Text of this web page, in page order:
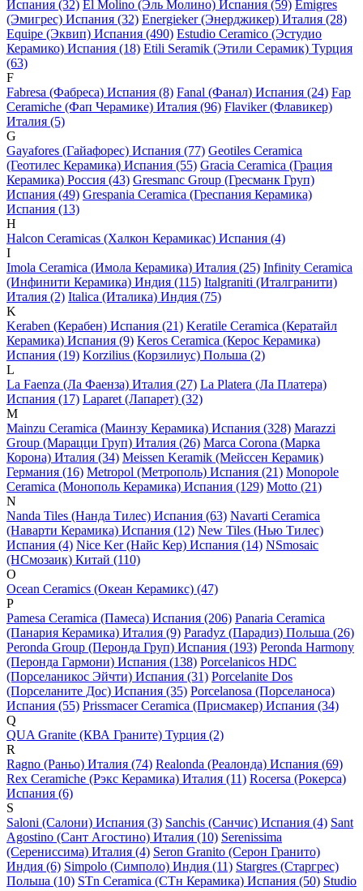
Испания (32) El Molino (Эль Молино) Испания (59) Emigres
(Эмигрес) Испания (32) Energieker (Энерджикер) Италия (28)
Equipe (Эквип) Испания (490) Estudio Ceramico (Эстудио
Керамико) Испания (18) Etili Seramik (Этили Серамик) Турция
(63)
F
Fabresa (Фабреса) Испания (8) Fanal (Фанал) Испания (24) Fap
Ceramiche (Фап Черамике) Италия (96) Flaviker (Флавикер)
Италия (5)
G
Gayafores (Гайафорес) Испания (77) Geotiles Ceramica
(Геотилес Керамика) Испания (55) Gracia Ceramica (Грация
Керамика) Россия (43) Gresmanc Group (Гресманк Груп)
Испания (49) Grespania Ceramica (Греспания Керамика)
Испания (13)
H
Halcon Ceramicas (Халкон Керамикас) Испания (4)
I
Imola Ceramica (Имола Керамика) Италия (25) Infinity Ceramica
(Инфинити Керамика) Индия (115) Italgraniti (Италгранити)
Италия (2) Italica (Италика) Индия (75)
K
Keraben (Керабен) Испания (21) Keratile Ceramica (Кератайл
Керамика) Испания (9) Keros Ceramica (Керос Керамика)
Испания (19) Korzilius (Корзилиус) Польша (2)
L
La Faenza (Ла Фаенза) Италия (27) La Platera (Ла Платера)
Испания (17) Laparet (Лапарет) (32)
M
Mainzu Ceramica (Маинзу Керамика) Испания (328) Marazzi
Group (Марацци Груп) Италия (26) Marca Corona (Марка
Корона) Италия (34) Meissen Keramik (Мейсcен Керамик)
Германия (16) Metropol (Метрополь) Испания (21) Monopole
Ceramica (Монополь Керамика) Испания (129) Motto (21)
N
Nanda Tiles (Нанда Тилес) Испания (63) Navarti Ceramica
(Наварти Керамика) Испания (12) New Tiles (Нью Тилес)
Испания (4) Nice Ker (Найс Кер) Испания (14) NSmosaic
(НСмозаик) Китай (110)
O
Ocean Ceramics (Океан Керамикс) (47)
P
Pamesa Ceramica (Памеса) Испания (206) Panaria Ceramica
(Панария Керамика) Италия (9) Paradyz (Парадиз) Польша (26)
Peronda Group (Перонда Груп) Испания (193) Peronda Harmony
(Перонда Гармони) Испания (138) Porcelanicos HDC
(Порселаникос Эйчти) Испания (31) Porcelanite Dos
(Порселаните Дос) Испания (35) Porcelanosa (Порселаноса)
Испания (55) Prissmacer Ceramica (Присмакер) Испания (34)
Q
QUA Granite (КВА Граните) Турция (2)
R
Ragno (Раньо) Италия (74) Realonda (Реалонда) Испания (69)
Rex Ceramiche (Рэкс Керамика) Италия (11) Rocersa (Рокерса)
Испания (6)
S
Saloni (Салони) Испания (3) Sanchis (Санчис) Испания (4) Sant
Agostino (Сант Агостино) Италия (10) Serenissima
(Серениссима) Италия (4) Seron Granito (Серон Гранито)
Индия (6) Simpolo (Симполо) Индия (11) Stargres (Старгрес)
Польша (10) STn Ceramica (СТн Керамика) Испания (50) Studio